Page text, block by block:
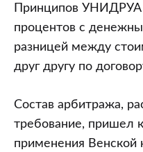
Принципов УНИДРУА
процентов с
разницей между
друг другу по
Состав арбитража,
требование, пришел
применения Венской